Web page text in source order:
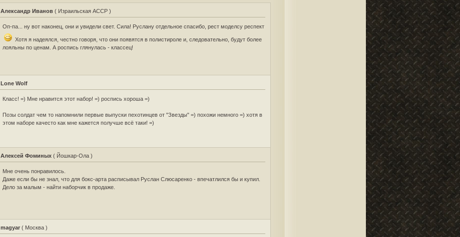
Александр Иванов ( Израильская АССР )
Оп-па... ну вот наконец, они и увидели свет. Сила! Руслану отдельное спасибо, рест моделсу респект
Хотя я надеялся, честно говоря, что они появятся в полистироле и, следовательно, будут более
лояльны по ценам. А роспись глянулась - классец!
Lone Wolf
Класс! =) Мне нравится этот набор! =) роспись хороша =)
Позы солдат чем то напомнили первые выпуски пехотинцев от "Звезды" =) похожи немного =) хотя в
этом наборе качесто как мне кажется получше всё таки! =)
Алексей Фоминых ( Йошкар-Ола )
Мне очень понравилось.
Даже если бы не знал, что для бокс-арта расписывал Руслан Слюсаренко - впечатлился бы и купил.
Дело за малым - найти наборчик в продаже.
magyar ( Москва )